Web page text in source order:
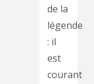
de la
légende
: il
est
courant